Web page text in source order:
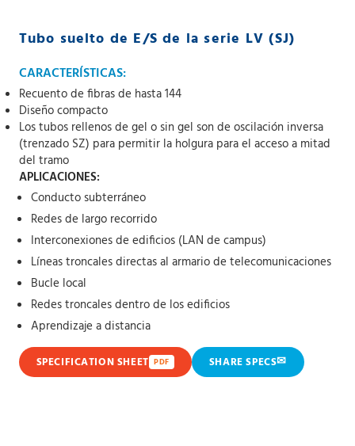
Tubo suelto de E/S de la serie LV (SJ)
CARACTERÍSTICAS:
Recuento de fibras de hasta 144
Diseño compacto
Los tubos rellenos de gel o sin gel son de oscilación inversa
(trenzado SZ) para permitir la holgura para el acceso a mitad
del tramo
APLICACIONES:
Conducto subterráneo
Redes de largo recorrido
Interconexiones de edificios (LAN de campus)
Líneas troncales directas al armario de telecomunicaciones
Bucle local
Redes troncales dentro de los edificios
Aprendizaje a distancia
SPECIFICATION SHEET PDF SHARE SPECS✉